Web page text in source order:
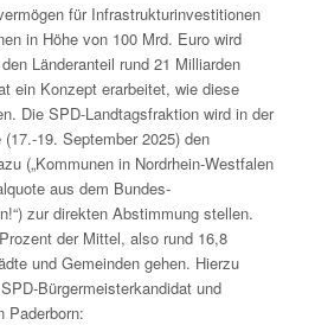
für Infrastrukturinvestitionen
in Höhe von 100 Mrd. Euro wird
Länderanteil rund 21 Milliarden
ein Konzept erarbeitet, wie diese
Die SPD-Landtagsfraktion wird in der
19. September 2025) den
(„Kommunen in Nordrhein-Westfalen
aus dem Bundes-
zur direkten Abstimmung stellen.
der Mittel, also rund 16,8
und Gemeinden gehen. Hierzu
Bürgermeisterkandidat und
Paderborn: